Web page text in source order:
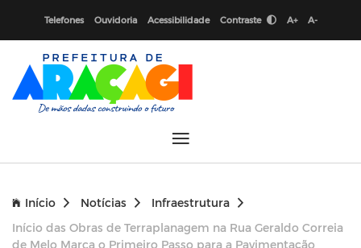
Telefones Ouvidoria Acessibilidade Contraste A+ A-
Início Notícias
Infraestrutura
Início das Obras de Terraplanagem na Rua Geraldo Correia
de Melo Marca o Primeiro Passo para a Pavimentação